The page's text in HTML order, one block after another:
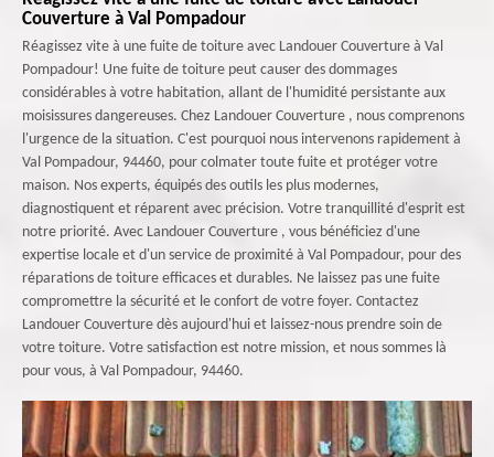
Couverture à Val Pompadour
Réagissez vite à une fuite de toiture avec Landouer Couverture à Val
Pompadour! Une fuite de toiture peut causer des dommages
considérables à votre habitation, allant de l'humidité persistante aux
moisissures dangereuses. Chez Landouer Couverture , nous comprenons
l'urgence de la situation. C'est pourquoi nous intervenons rapidement à
Val Pompadour, 94460, pour colmater toute fuite et protéger votre
maison. Nos experts, équipés des outils les plus modernes,
diagnostiquent et réparent avec précision. Votre tranquillité d'esprit est
notre priorité. Avec Landouer Couverture , vous bénéficiez d'une
expertise locale et d'un service de proximité à Val Pompadour, pour des
réparations de toiture efficaces et durables. Ne laissez pas une fuite
compromettre la sécurité et le confort de votre foyer. Contactez
Landouer Couverture dès aujourd'hui et laissez-nous prendre soin de
votre toiture. Votre satisfaction est notre mission, et nous sommes là
pour vous, à Val Pompadour, 94460.